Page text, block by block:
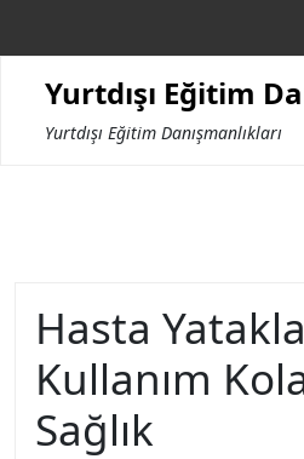
Yurtdışı Eğitim
Yurtdışı Eğitim Danışmanlıkları
Hasta
Kullanım
Sağlık